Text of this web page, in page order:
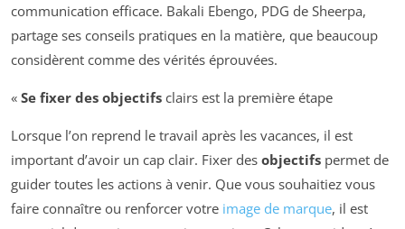
communication efficace. Bakali Ebengo, PDG de Sheerpa,
partage ses conseils pratiques en la matière, que beaucoup
considèrent comme des vérités éprouvées.
« Se fixer des objectifs clairs est la première étape
Lorsque l’on reprend le travail après les vacances, il est
important d’avoir un cap clair. Fixer des objectifs permet de
guider toutes les actions à venir. Que vous souhaitiez vous
faire connaître ou renforcer votre image de marque, il est